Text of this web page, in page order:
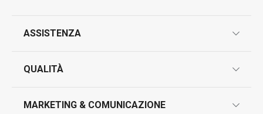
ASSISTENZA
contatti
QUALITÀ
MARKETING & COMUNICAZIONE